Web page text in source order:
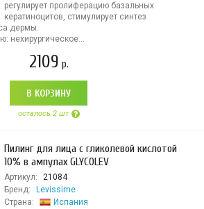
регулирует пролиферацию базальных
кератиноцитов, стимулирует синтез
дермы.
нехирургическое...
2109 р.
В КОРЗИНУ
осталось 2 шт
Пилинг для лица с гликолевой кислотой
10% в ампулах GLYCOLEV
Артикул:
21084
Бренд:
Levissime
Страна:
Испания